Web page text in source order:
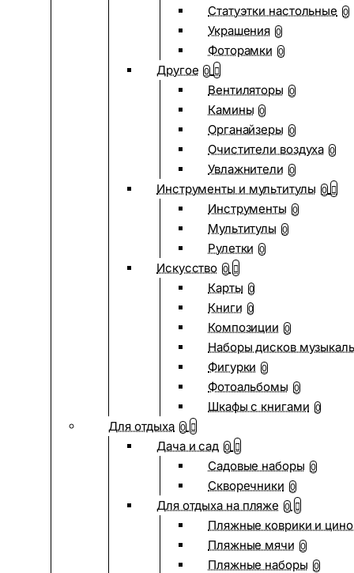
Статуэтки настольные 0
Украшения 0
Фоторамки 0
Другое 0
Вентиляторы 0
Камины 0
Органайзеры 0
Очистители воздуха 0
Увлажнители 0
Инструменты и мультитулы 0
Инструменты 0
Мультитулы 0
Рулетки 0
Искусство 0
Карты 0
Книги 0
Композиции 0
Наборы дисков
Фигурки 0
Фотоальбомы 0
Шкафы с книгами 0
Для отдыха 0
Дача и сад 0
Садовые наборы 0
Скворечники 0
Для отдыха на пляже 0
Пляжные коврики и
Пляжные мячи 0
Пляжные наборы 0